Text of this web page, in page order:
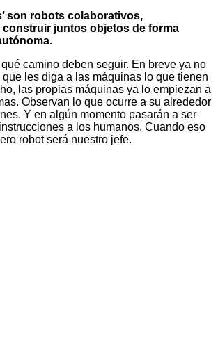
son robots colaborativos,
construir juntos objetos de forma
camino deben seguir. En breve ya no
les diga a las máquinas lo que tienen
las propias máquinas ya lo empiezan a
Observan lo que ocurre a su alrededor
Y en algún momento pasarán a ser
a los humanos. Cuando eso
robot será nuestro jefe.